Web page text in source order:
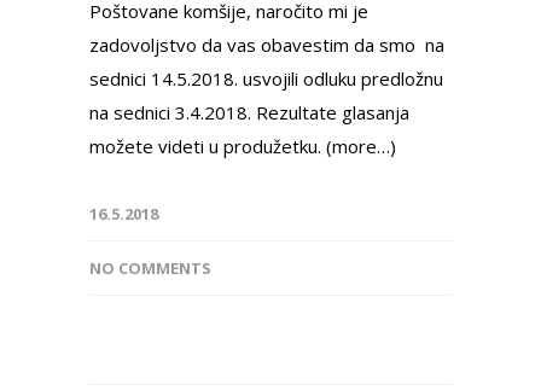
Poštovane komšije, naročito mi je
zadovoljstvo da vas obavestim da smo na
sednici 14.5.2018. usvojili odluku predložnu
na sednici 3.4.2018. Rezultate glasanja
možete videti u produžetku. (more…)
16.5.2018
NO COMMENTS